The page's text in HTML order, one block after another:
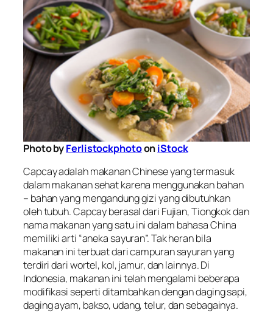
Photo byFerlistockphotooniStock
Capcay adalah makanan Chinese yang termasuk
dalam makanan sehat karena menggunakan bahan
– bahan yang mengandung gizi yang dibutuhkan
oleh tubuh. Capcay berasal dari Fujian, Tiongkok dan
nama makanan yang satu ini dalam bahasa China
memiliki arti “aneka sayuran”. Tak heran bila
makanan ini terbuat dari campuran sayuran yang
terdiri dari wortel, kol, jamur, dan lainnya. Di
Indonesia, makanan ini telah mengalami beberapa
modifikasi seperti ditambahkan dengan daging sapi,
daging ayam, bakso, udang, telur, dan sebagainya.